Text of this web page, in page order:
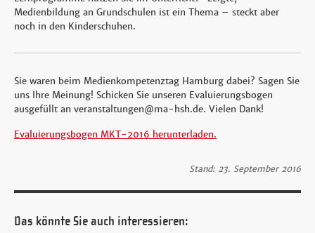
Medienbildung an Grundschulen ist ein Thema – steckt aber
noch in den Kinderschuhen.
Sie waren beim Medienkompetenztag Hamburg dabei? Sagen Sie
uns Ihre Meinung! Schicken Sie unseren Evaluierungsbogen
ausgefüllt an veranstaltungen@ma-hsh.de. Vielen Dank!
Evaluierungsbogen MKT-2016 herunterladen.
Stand: 23. September 2016
Das könnte Sie auch interessieren: